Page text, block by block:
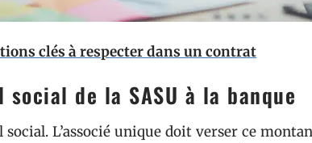
clés à respecter dans un contrat
de la SASU à la banque
social. L’associé unique doit verser ce